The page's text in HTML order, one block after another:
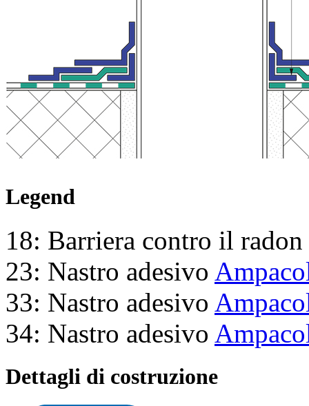
Legend
18: Barriera contro il radon
23: Nastro adesivo
33: Nastro adesivo
34: Nastro adesivo
Dettagli di costruzione